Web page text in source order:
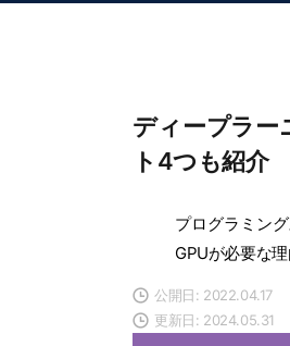
ディープラー
ト4つも紹介
プログラミン
GPUが必要な
公開日: 2022.04.17
更新日: 2024.05.31